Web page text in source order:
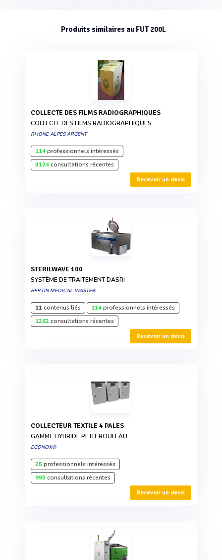
Produits similaires au FUT 200L
COLLECTE DES FILMS RADIOGRAPHIQUES
COLLECTE DES FILMS RADIOGRAPHIQUES
RHONE ALPES ARGENT
114professionnels intéressés
3124consultations récentes
Recevoir un devis
STERILWAVE 100
SYSTÈME DE TRAITEMENT DASRI
BERTIN MEDICAL WASTE®
11contenus liés 114professionnels intéressés
1262consultations récentes
Recevoir un devis
COLLECTEUR TEXTILE 4 PALES
GAMME HYBRIDE PETIT ROULEAU
ECONOX®
25professionnels intéressés
993 consultations récentes
Recevoir un devis